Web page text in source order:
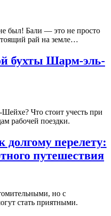
был! Бали — это не просто
рай на земле…
бухты Шарм-эль-
Что стоит учесть при
рабочей поездки.
долгому перелету:
путешествия
но с
стать приятными.